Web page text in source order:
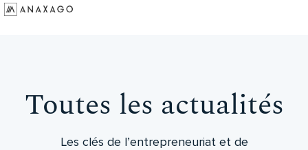
Toutes les actualités
Les clés de l’entrepreneuriat et de